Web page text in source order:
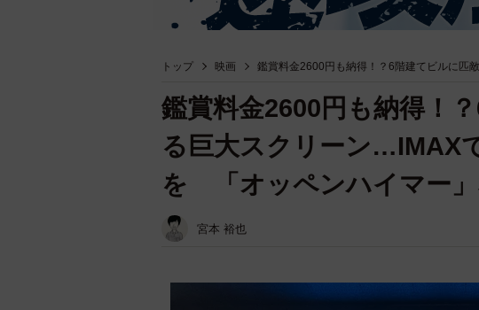
トップ 映画 鑑賞料金2600円も納得！？6階建てビルに匹
鑑賞料金2600円も納得！
る巨大スクリーン…IMAX
を 「オッペンハイマー」
宮本 裕也